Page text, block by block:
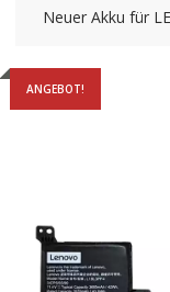
Neuer Akku für
ANGEBOT!